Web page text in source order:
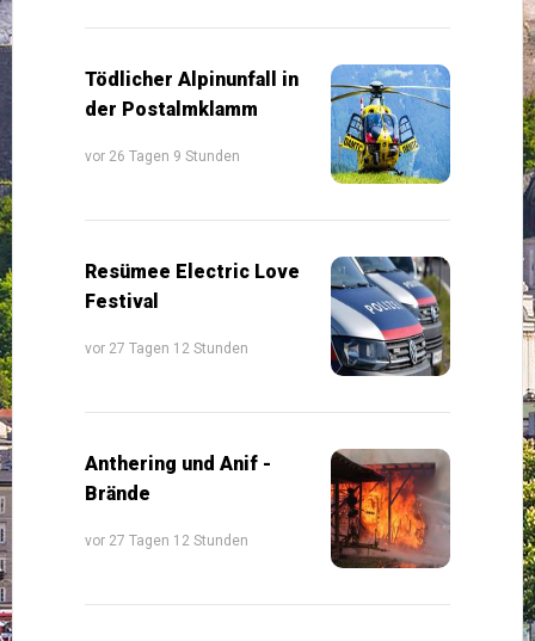
Tödlicher Alpinunfall in
der Postalmklamm
vor 26 Tagen 9 Stunden
Resümee Electric Love
Festival
vor 27 Tagen 12 Stunden
Anthering und Anif -
Brände
vor 27 Tagen 12 Stunden